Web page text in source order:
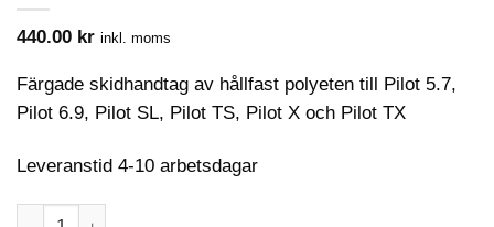
440.00 kr inkl. moms
Färgade skidhandtag av hållfast polyeten till Pilot 5.7,
Pilot 6.9, Pilot SL, Pilot TS, Pilot X och Pilot TX
Leveranstid 4-10 arbetsdagar
Skidhandtag till Pilot X & TX mfl -Race Orange mängd